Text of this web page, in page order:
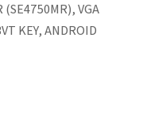
VGA
KEY, ANDROID